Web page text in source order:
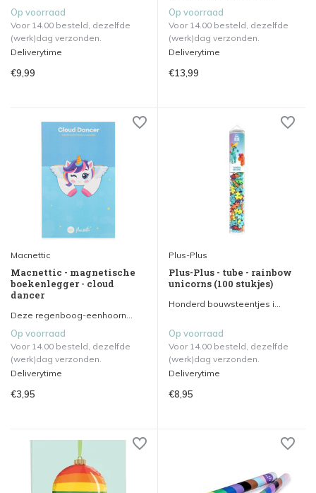
Op voorraad
Voor 14.00 besteld, dezelfde
(werk)dag verzonden.
Deliverytime
€9,99
Op voorraad
Voor 14.00 besteld, dezelfde
(werk)dag verzonden.
Deliverytime
€13,99
Macnettic
Macnettic - magnetische
boekenlegger - cloud
dancer
Deze regenboog-eenhoorn...
Op voorraad
Voor 14.00 besteld, dezelfde
(werk)dag verzonden.
Deliverytime
€3,95
Plus-Plus
Plus-Plus - tube - rainbow
unicorns (100 stukjes)
Honderd bouwsteentjes i...
Op voorraad
Voor 14.00 besteld, dezelfde
(werk)dag verzonden.
Deliverytime
€8,95